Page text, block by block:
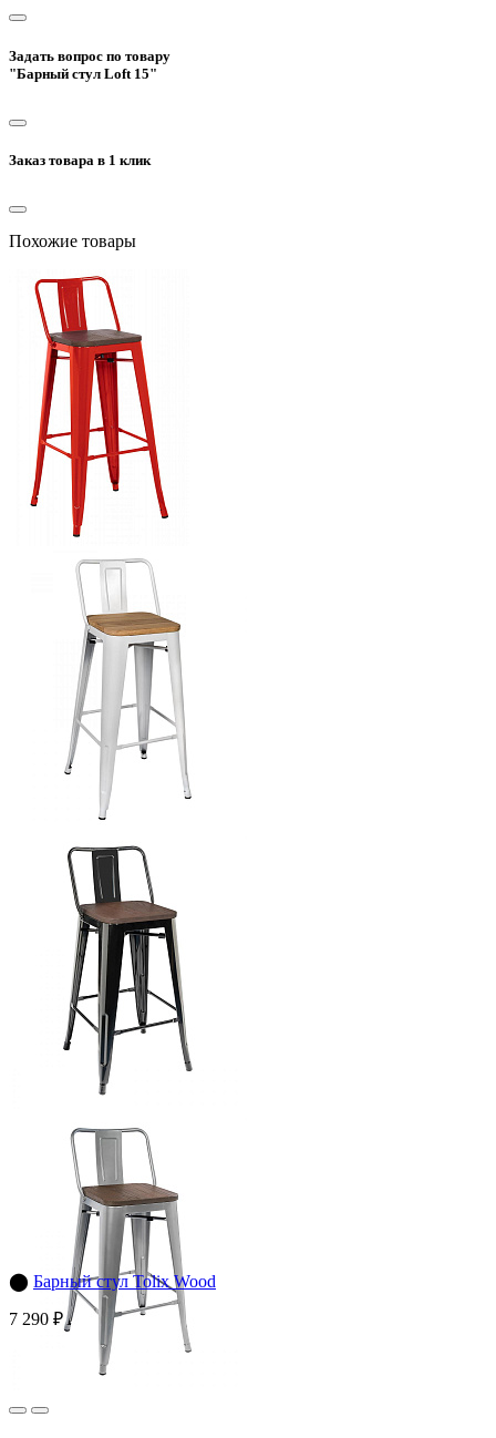
Задать вопрос по товару
"Барный стул Loft 15"
Заказ товара в 1 клик
Похожие товары
⬤ Барный стул Tolix Wood
7 290 ₽